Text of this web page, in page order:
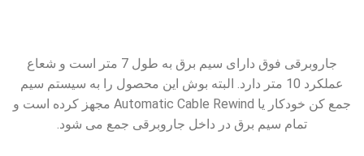
جاروبرقی فوق دارای سیم برق به طول 7 متر است و شعاع
عملکرد 10 متر دارد. البته بوش این محصول را به سیستم سیم
جمع کن خودکار یا Automatic Cable Rewind مجهز کرده است و
تمام سیم برق در داخل جاروبرقی جمع می شود.